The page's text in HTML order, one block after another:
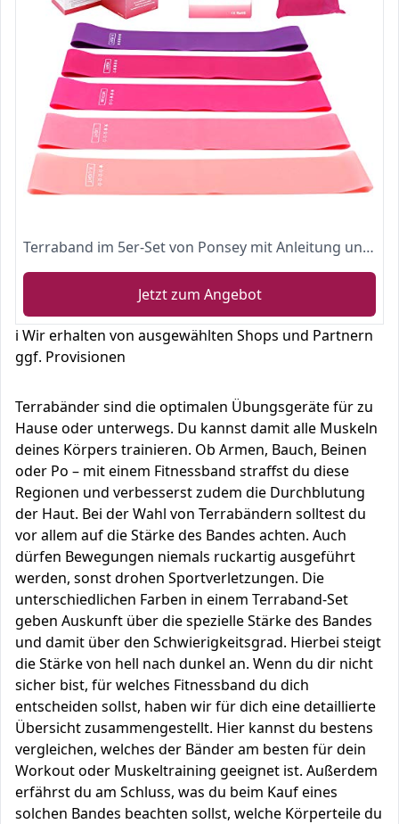
Terraband im 5er-Set von Ponsey mit Anleitung und Tragetasche für Physiotherapie, Rehabilitation, Stretching, Heimfitness und Yoga
Jetzt zum Angebot
ℹ️ Wir erhalten von ausgewählten Shops und Partnern
ggf. Provisionen
Terrabänder sind die optimalen Übungsgeräte für zu
Hause oder unterwegs. Du kannst damit alle Muskeln
deines Körpers trainieren. Ob Armen, Bauch, Beinen
oder Po – mit einem Fitnessband straffst du diese
Regionen und verbesserst zudem die Durchblutung
der Haut. Bei der Wahl von Terrabändern solltest du
vor allem auf die Stärke des Bandes achten. Auch
dürfen Bewegungen niemals ruckartig ausgeführt
werden, sonst drohen Sportverletzungen. Die
unterschiedlichen Farben in einem Terraband-Set
geben Auskunft über die spezielle Stärke des Bandes
und damit über den Schwierigkeitsgrad. Hierbei steigt
die Stärke von hell nach dunkel an. Wenn du dir nicht
sicher bist, für welches Fitnessband du dich
entscheiden sollst, haben wir für dich eine detaillierte
Übersicht zusammengestellt. Hier kannst du bestens
vergleichen, welches der Bänder am besten für dein
Workout oder Muskeltraining geeignet ist. Außerdem
erfährst du am Schluss, was du beim Kauf eines
solchen Bandes beachten sollst, welche Körperteile du